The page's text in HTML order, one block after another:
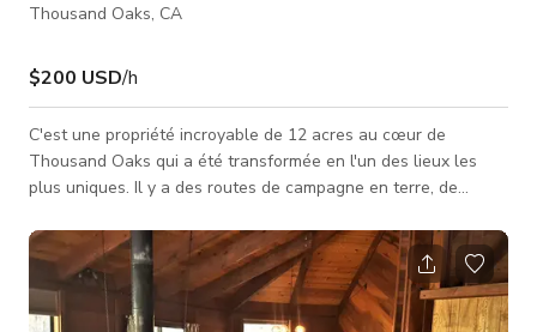
Thousand Oaks, CA
$200 USD/h
C'est une propriété incroyable de 12 acres au cœur de
Thousand Oaks qui a été transformée en l'un des lieux les
plus uniques. Il y a des routes de campagne en terre, de
éclairée la nuit. Cette propriété à plusieurs niveaux est prête
pour tous types d'événements, petits et grands. Un lieu parfait
pour un mariage de petite à moyenne taille !! Il y a une petite
maison confortable de plain-pied avec vue sur les montagnes